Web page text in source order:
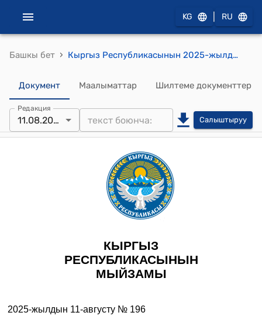
KG RU
Башкы бет › Кыргыз Республикасынын 2025-жылдын 11-августу № 196 "Кыргыз Республикасынын Укук бузуулар жөнүндө кодексине өзгөртүү киргизүү тууралуу" Мыйзамы
Документ Маалыматтар Шилтеме документтер
Редакция
11.08.2025 Салыштыруу